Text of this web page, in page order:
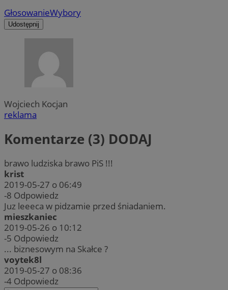
GłosowanieWybory
Udostępnij
Wojciech Kocjan
reklama
Komentarze (3) DODAJ
brawo ludziska brawo PiS !!!
krist
2019-05-27 o 06:49
-8 Odpowiedz
Juz leeeca w pidzamie przed śniadaniem.
mieszkaniec
2019-05-26 o 10:12
-5 Odpowiedz
... biznesowym na Skałce ?
voytek8l
2019-05-27 o 08:36
-4 Odpowiedz